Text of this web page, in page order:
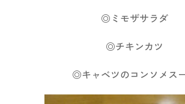
◎ミモザサラダ
◎チキンカツ
◎キャベツのコンソメス